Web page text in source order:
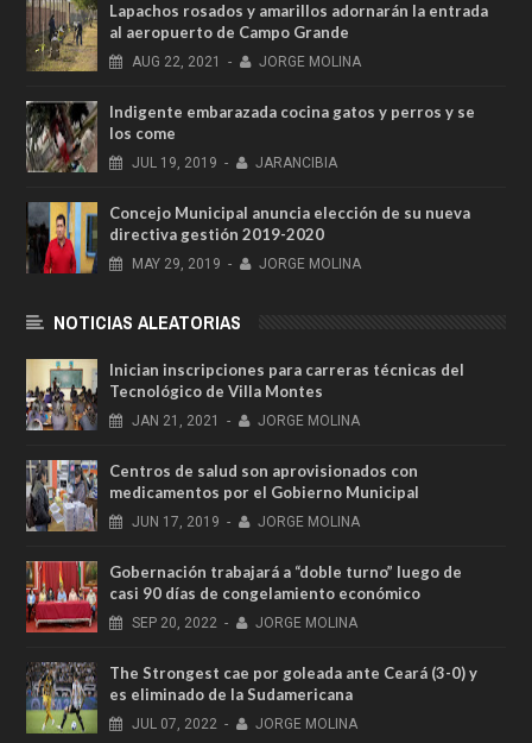
Lapachos rosados y amarillos adornarán la entrada
al aeropuerto de Campo Grande
AUG 22, 2021 - JORGE MOLINA
Indigente embarazada cocina gatos y perros y se
los come
JUL 19, 2019 - JARANCIBIA
Concejo Municipal anuncia elección de su nueva
directiva gestión 2019-2020
MAY 29, 2019 - JORGE MOLINA
NOTICIAS ALEATORIAS
Inician inscripciones para carreras técnicas del
Tecnológico de Villa Montes
JAN 21, 2021 - JORGE MOLINA
Centros de salud son aprovisionados con
medicamentos por el Gobierno Municipal
JUN 17, 2019 - JORGE MOLINA
Gobernación trabajará a “doble turno” luego de
casi 90 días de congelamiento económico
SEP 20, 2022 - JORGE MOLINA
The Strongest cae por goleada ante Ceará (3-0) y
es eliminado de la Sudamericana
JUL 07, 2022 - JORGE MOLINA